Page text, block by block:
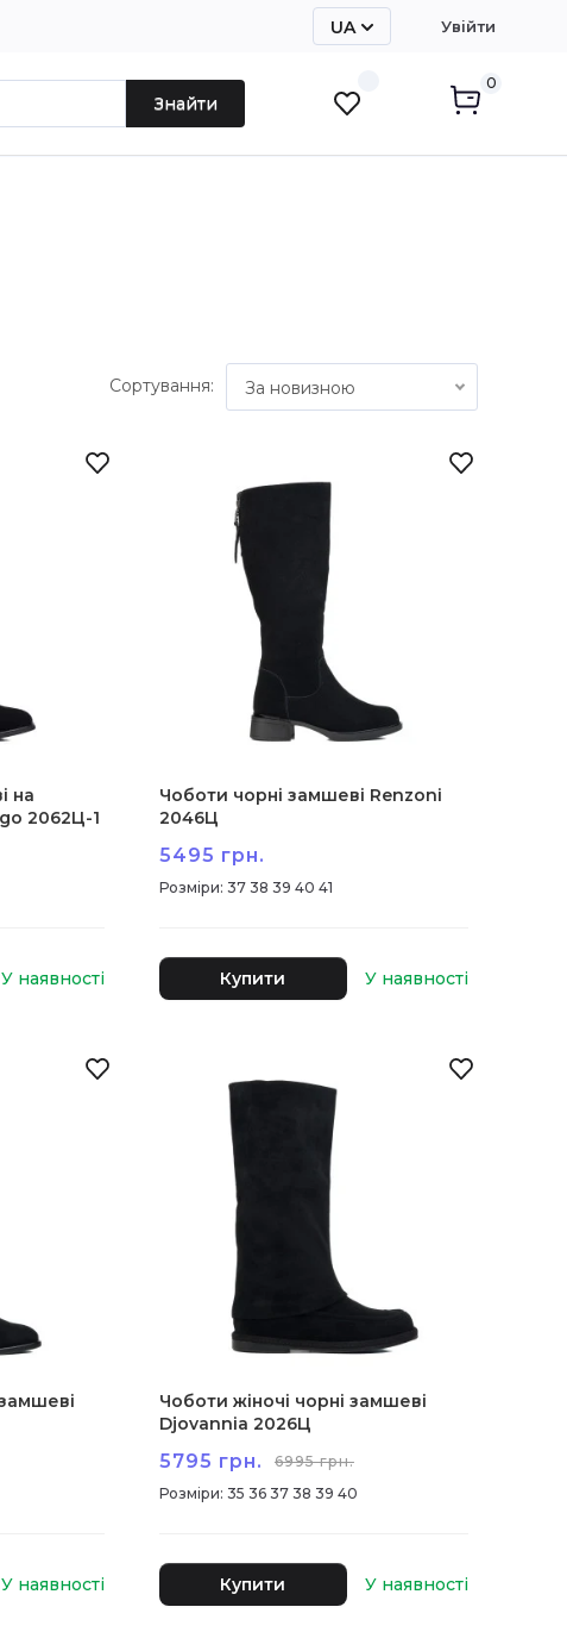
UA
Увійти
Знайти
0
Сортування: За новизною
на
2062Ц-1
Чоботи чорні замшеві Renzoni
2046Ц
5495 грн.
: 37 38 39 40 41
Купити
Чоботи жіночі чорні замшеві
Djovannia 2026Ц
5795 грн.
6995 грн.
: 35 36 37 38 39 40
Купити